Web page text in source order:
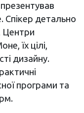
детально
Центри
їх цілі,
дизайну.
програми та